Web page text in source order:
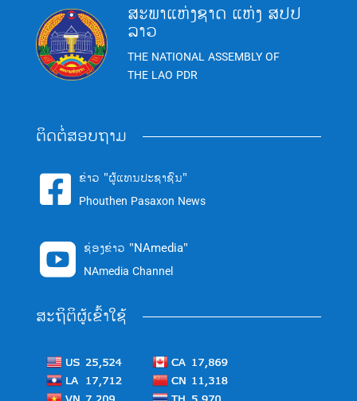
ສະພາແຫ່ງຊາດ ແຫ່ງ ສປປ
ລາວ
THE NATIONAL ASSEMBLY OF
THE LAO PDR
ຕິດຕໍ່ສອບຖາມ
 ຂ່າວ "ຜູ້ແທນປະຊາຊົນ"
Phouthen Pasaxon News
 ຊ່ອງຂ່າວ "NAmedia"
NAmedia Channel
ສະຖິຕິຜູ້ເຂົ້າໃຊ້